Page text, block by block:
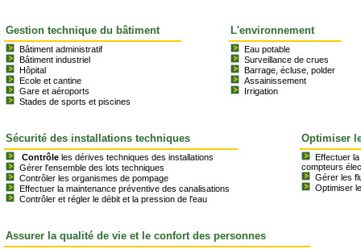
Gestion technique du bâtiment
Bâtiment administratif
Bâtiment industriel
Hôpital
Ecole et cantine
Gare et aéroports
Stades de sports et piscines
L'environnement
Eau potable
Surveillance de crues
Barrage, écluse, polder
Assainissement
Irrigation
Sécurité des installations techniques
Contrôle les dérives techniques des installations
Gérer l'ensemble des lots techniques
Contrôler les organismes de pompage
Effectuer la maintenance préventive des canalisations
Contrôler et régler le débit et la pression de l'eau
Optimiser
Effectuer
compteurs
Gérer les
Optimiser
Assurer la qualité de vie et le confort des personnes